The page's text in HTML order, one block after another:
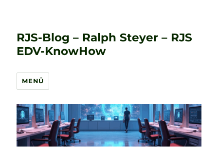
RJS-Blog – Ralph Steyer – RJS
EDV-KnowHow
MENÜ